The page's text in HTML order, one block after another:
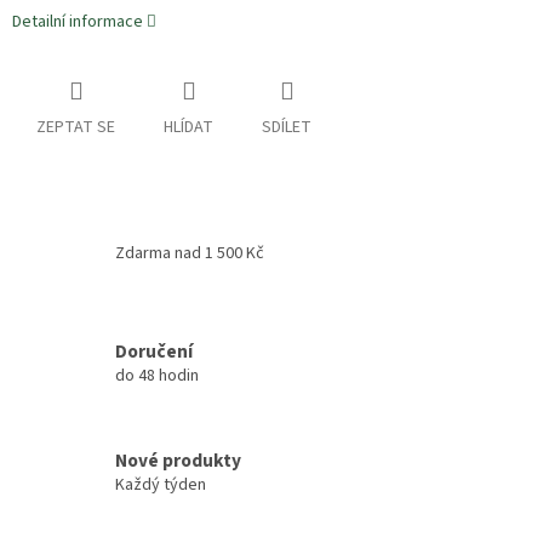
Detailní informace
ZEPTAT SE HLÍDAT SDÍLET
Zdarma nad 1 500 Kč
Doručení
do 48 hodin
Nové produkty
Každý týden